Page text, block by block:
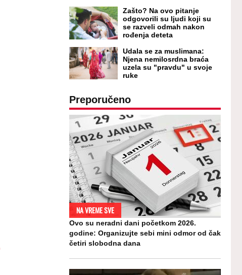
Zašto? Na ovo pitanje
odgovorili su ljudi koji su
se razveli odmah nakon
rođenja deteta
Udala se za muslimana:
Njena nemilosrdna braća
uzela su "pravdu" u svoje
ruke
Preporučeno
NA VREME SVE
Ovo su neradni dani početkom 2026.
godine: Organizujte sebi mini odmor od čak
četiri slobodna dana